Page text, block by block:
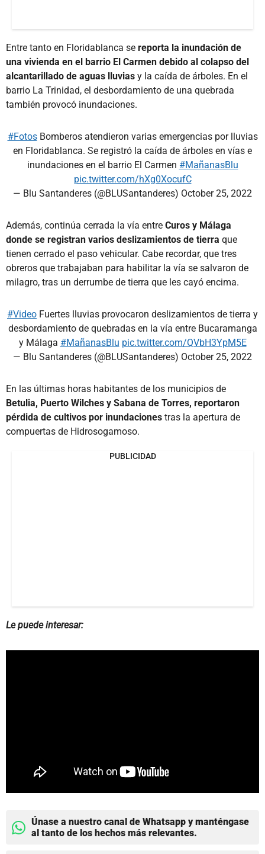
Entre tanto en Floridablanca se reporta la inundación de
una vivienda en el barrio El Carmen debido al colapso del
alcantarillado de aguas lluvias y la caída de árboles. En el
barrio La Trinidad, el desbordamiento de una quebrada
también provocó inundaciones.
#FotosBomberos atendieron varias emergencias por lluvias
en Floridablanca. Se registró la caída de árboles en vías e
inundaciones en el barrio El Carmen #MañanasBlu
pic.twitter.com/hXg0XocufC
— Blu Santanderes (@BLUSantanderes) October 25, 2022
Además, continúa cerrada la vía entre Curos y Málaga
donde se registran varios deslizamientos de tierra que
tienen cerrado el paso vehicular. Cabe recordar, que tres
obreros que trabajaban para habilitar la vía se salvaron de
milagro, tras un derrumbe de tierra que les cayó encima.
#Video Fuertes lluvias provocaron deslizamientos de tierra y
desbordamiento de quebradas en la vía entre Bucaramanga
y Málaga #MañanasBlu pic.twitter.com/QVbH3YpM5E
— Blu Santanderes (@BLUSantanderes) October 25, 2022
En las últimas horas habitantes de los municipios de
Betulia, Puerto Wilches y Sabana de Torres, reportaron
pérdida de cultivos por inundaciones tras la apertura de
compuertas de Hidrosogamoso.
PUBLICIDAD
Le puede interesar:
Únase a nuestro canal de Whatsapp y manténgase
al tanto de los hechos más relevantes.